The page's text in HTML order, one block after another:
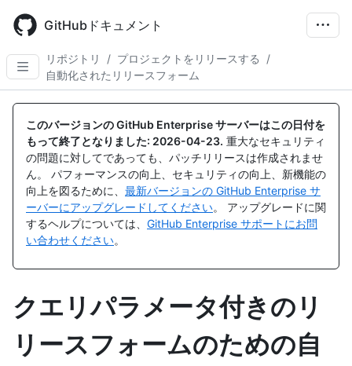
main
content
GitHubドキュメント
リポジトリ / プロジェクトをリリースする
/
自動化されたリリースフォーム
このバージョンの GitHub Enterprise サーバーはこの日付を
もって終了となりました: 2026-04-23. 重大なセキュリティ
の問題に対してであっても、パッチリリースは作成されませ
ん。 パフォーマンスの向上、セキュリティの向上、新機能の
向上を図るために、 最新バージョンの GitHub Enterprise サ
ーバーにアップグレードしてください。 アップグレードに関
するヘルプについては、 GitHub Enterprise サポートにお問
い合わせください。
クエリパラメータ付きのリ
リースフォームのための自